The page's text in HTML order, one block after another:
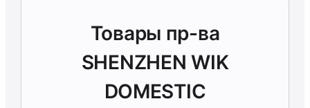
Товары пр-ва
SHENZHEN WIK
DOMESTIC